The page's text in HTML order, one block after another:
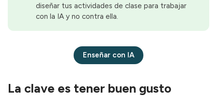
diseñar tus actividades de clase para trabajar
con la IA y no contra ella.
Enseñar con IA
La clave es tener buen gusto